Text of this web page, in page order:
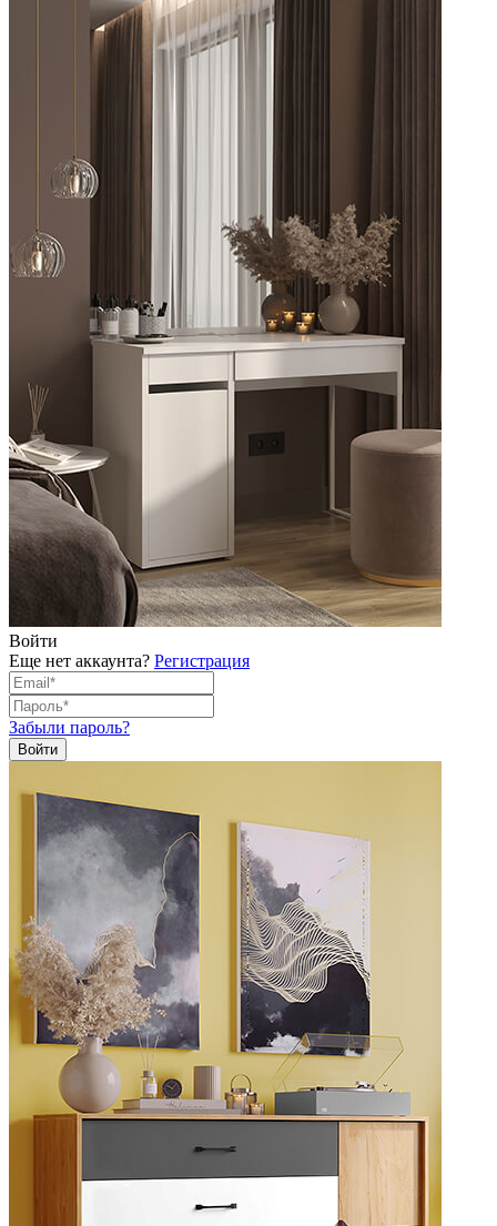
Войти
Еще нет аккаунта? Регистрация
Забыли пароль?